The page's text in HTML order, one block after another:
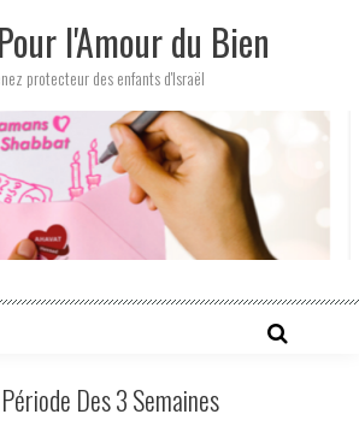
l'Amour du Bien
protecteur des enfants d'Israël
Des 3 Semaines